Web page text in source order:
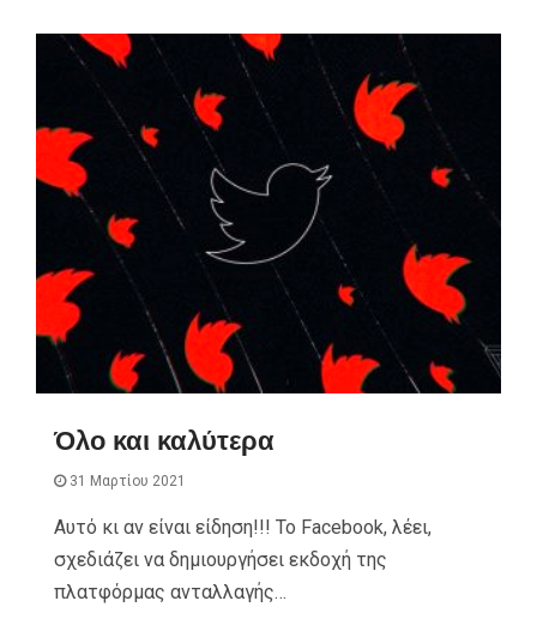
Όλο και καλύτερα
31 Μαρτίου 2021
Αυτό κι αν είναι είδηση!!! Το Facebook, λέει,
σχεδιάζει να δημιουργήσει εκδοχή της
πλατφόρμας ανταλλαγής…